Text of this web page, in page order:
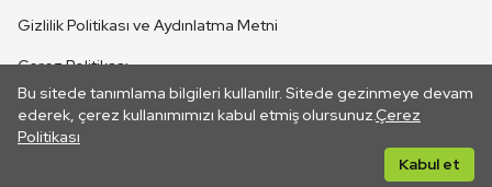
Bu sitede tanımlama bilgileri kullanılır. Sitede gezinmeye devam
ederek, çerez kullanımımızı kabul etmiş olursunuz.Çerez
Politikası
Kabul et
CANLI YAYINLAR
Gizlilik Politikası ve Aydınlatma Metni
Çerez Politikası
İletişim
Her hakkı saklıdır. ©2026 TRT. Bağlantı yoluyla gidilen dış